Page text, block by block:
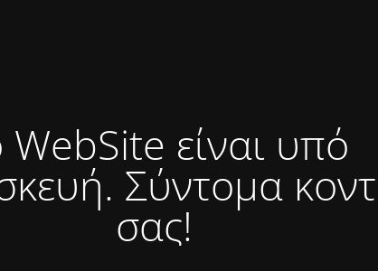
WebSite είναι υπό
Σύντομα
σας!